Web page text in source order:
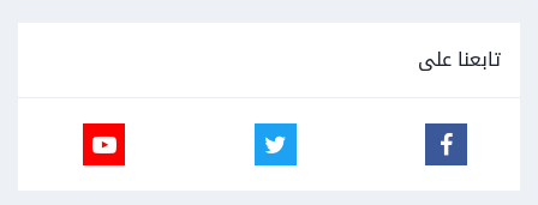
تابعنا على